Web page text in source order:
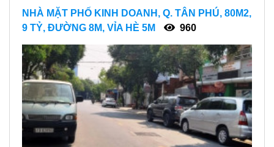
NHÀ MẶT PHỐ KINH DOANH, Q. TÂN PHÚ, 80M2,
9 TỶ, ĐƯỜNG 8M, VỈA HÈ 5M
960